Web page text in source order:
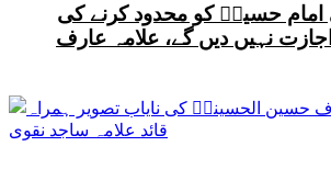
امام حسینؑ کو محدود کرنے کی
نہیں دیں گے، علامہ عارف